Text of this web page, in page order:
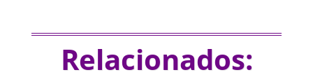
Relacionados: